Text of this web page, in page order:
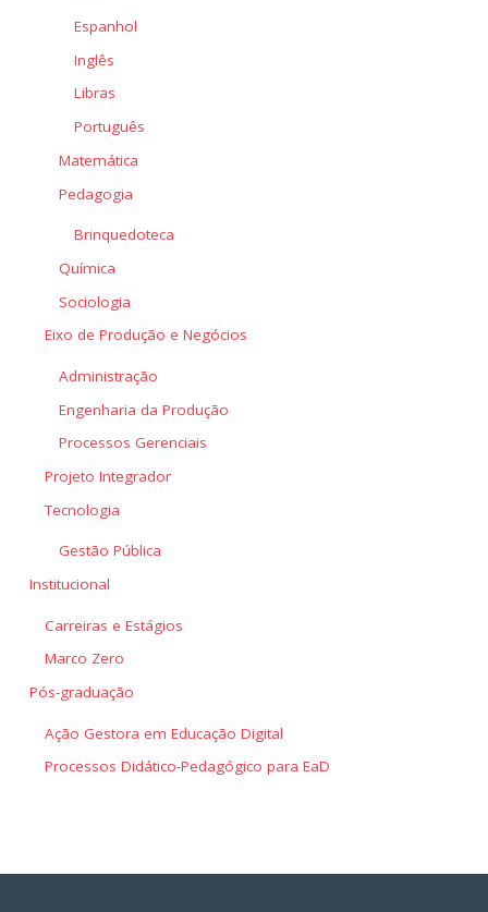
Espanhol
Inglês
Libras
Português
Matemática
Pedagogia
Brinquedoteca
Química
Sociologia
Eixo de Produção e Negócios
Administração
Engenharia da Produção
Processos Gerenciais
Projeto Integrador
Tecnologia
Gestão Pública
Institucional
Carreiras e Estágios
Marco Zero
Pós-graduação
Ação Gestora em Educação Digital
Processos Didático-Pedagógico para EaD